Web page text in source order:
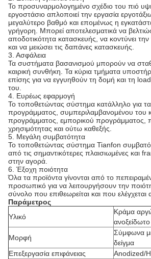
Το προσυναρμολογημένο σχέδιο του πιό
εργοστάσιο απλοποιεί την εργασία
μεγαλύτερο βαθμό και επομένως η
γρήγορη. Μπορεί αποτελεσματικά να
αποδοτικότητα κατασκευής, να κοντύνει
και να μειώσει τις δαπάνες κατασκευής.
3. Ασφάλεια
Τα συστήματα βασανισμού μπορούν να
καιρική συνθήκη. Τα κύρια τμήματα
επίσης για να εγγυηθούν τη δομή και τη
του.
4. Ευρέως εφαρμογή
Το τοποθετώντας σύστημα κατάλληλο για
προγράμματος, συμπεριλαμβανομένου του
προγράμματος, εμπορικού προγράμματος,
χρησιμότητας και ούτω καθεξής.
5. Μεγάλη συμβατότητα
Το τοποθετώντας σύστημα Tianfon συμβατό
από τις σημαντικότερες πλαισιωμένες και
στην αγορά.
6. Έξοχη ποιότητα
Όλα τα προϊόντα γίνονται από το
προσωπικό για να λειτουργήσουν την
σύνολο που επιθεωρείται και που
Παράμετρος
Υλικό
Κράμα
Μορφή
Σύμφωνα
δείγμα
Επεξεργασία επιφάνειας
Anodized/